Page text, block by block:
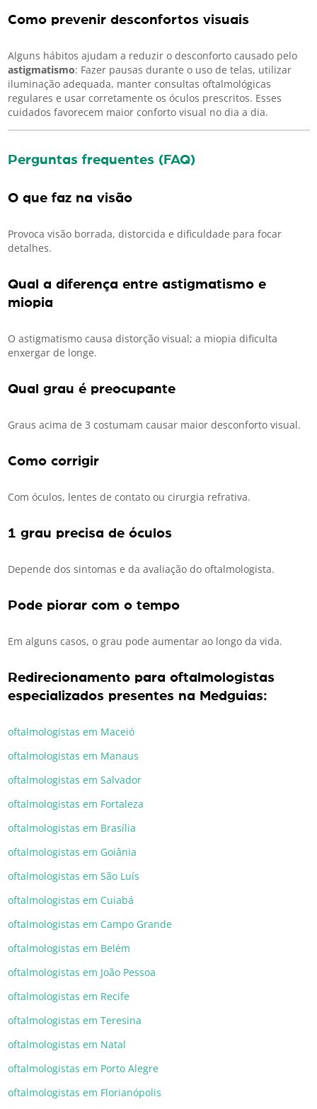
Como prevenir desconfortos visuais
Alguns hábitos ajudam a reduzir o desconforto causado pelo
astigmatismo: Fazer pausas durante o uso de telas, utilizar
iluminação adequada, manter consultas oftalmológicas
regulares e usar corretamente os óculos prescritos. Esses
cuidados favorecem maior conforto visual no dia a dia.
Perguntas frequentes (FAQ)
O que faz na visão
Provoca visão borrada, distorcida e dificuldade para focar
detalhes.
Qual a diferença entre astigmatismo e
miopia
O astigmatismo causa distorção visual; a miopia dificulta
enxergar de longe.
Qual grau é preocupante
Graus acima de 3 costumam causar maior desconforto visual.
Como corrigir
Com óculos, lentes de contato ou cirurgia refrativa.
1 grau precisa de óculos
Depende dos sintomas e da avaliação do oftalmologista.
Pode piorar com o tempo
Em alguns casos, o grau pode aumentar ao longo da vida.
Redirecionamento para oftalmologistas
especializados presentes na Medguias:
oftalmologistas em Maceió
oftalmologistas em Manaus
oftalmologistas em Salvador
oftalmologistas em Fortaleza
oftalmologistas em Brasília
oftalmologistas em Goiânia
oftalmologistas em São Luís
oftalmologistas em Cuiabá
oftalmologistas em Campo Grande
oftalmologistas em Belém
oftalmologistas em João Pessoa
oftalmologistas em Recife
oftalmologistas em Teresina
oftalmologistas em Natal
oftalmologistas em Porto Alegre
oftalmologistas em Florianópolis